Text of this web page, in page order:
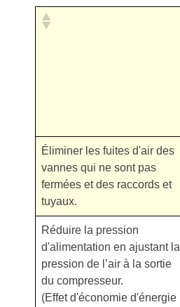
Éliminer les fuites d'air des
vannes qui ne sont pas
fermées et des raccords et
tuyaux.
Réduire la pression
d'alimentation en ajustant la
pression de l’air à la sortie
du compresseur.
(Effet d'économie d'énergie